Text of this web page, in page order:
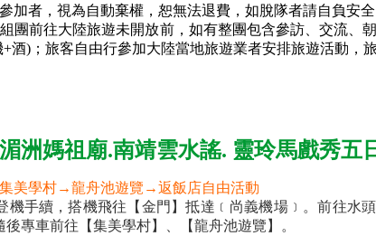
加者，視為自動棄權，恕無法退費，如脫隊者請自負安全
團前往大陸旅遊未開放前，如有整團包含參訪、交流、
酒)；旅客自由行參加大陸當地旅遊業者安排旅遊活動，
洲媽祖廟.南靖雲水謠. 靈玲馬戲秀五
集美學村→龍舟池遊覽→返飯店自由活動
機手續，搭機飛往【金門】抵達﹝尚義機場﹞。前往水
專車前往【集美學村】、【龍舟池遊覽】。